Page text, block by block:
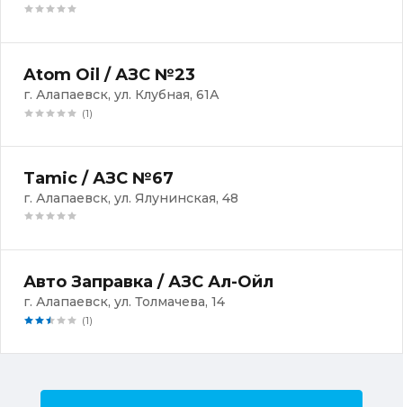
Atom Oil / АЗС №23
г. Алапаевск, ул. Клубная, 61А
(1)
Tamic / АЗС №67
г. Алапаевск, ул. Ялунинская, 48
Авто Заправка / АЗС Ал-Ойл
г. Алапаевск, ул. Толмачева, 14
(1)